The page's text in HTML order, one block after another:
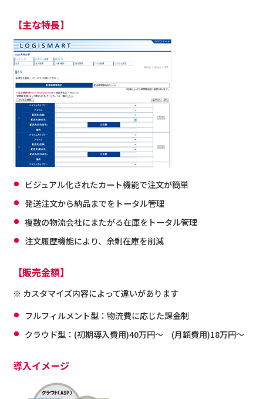
【主な特長】
ビジュアル化されたカート機能で注文が簡単
発送注文から納品までをトータル管理
複数の物流会社にまたがる在庫をトータル管理
注文履歴機能により、余剰在庫を削減
【販売金額】
※ カスタマイズ内容によって違いがあります
フルフィルメント型：物流費に応じた課金制
クラウド型：(初期導入費用)40万円～ (月額費用)18万円～
導入イメージ